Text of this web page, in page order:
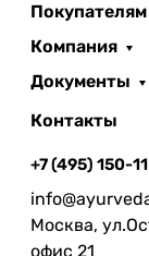
Покупателям
Компания
Документы
Контакты
+7 (495) 150-
Москва,
офис 21